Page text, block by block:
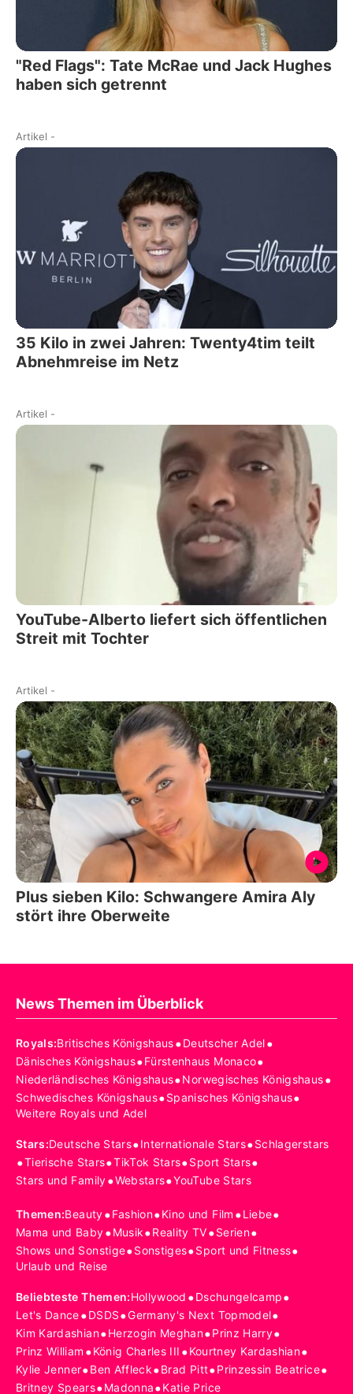
"Red Flags": Tate McRae und Jack Hughes
haben sich getrennt
Artikel -
35 Kilo in zwei Jahren: Twenty4tim teilt
Abnehmreise im Netz
Artikel -
YouTube-Alberto liefert sich öffentlichen
Streit mit Tochter
Artikel -
Plus sieben Kilo: Schwangere Amira Aly
stört ihre Oberweite
News Themen im Überblick
Royals:Britisches Königshaus•Deutscher Adel•
Dänisches Königshaus•Fürstenhaus Monaco•
Niederländisches Königshaus•Norwegisches Königshaus•
Schwedisches Königshaus•Spanisches Königshaus•
Weitere Royals und Adel
Stars:Deutsche Stars•Internationale Stars•Schlagerstars
•Tierische Stars•TikTok Stars•Sport Stars•
Stars und Family•Webstars•YouTube Stars
Themen:Beauty•Fashion•Kino und Film •Liebe•
Mama und Baby•Musik•Reality TV•Serien•
Shows und Sonstige•Sonstiges•Sport und Fitness•
Urlaub und Reise
Beliebteste Themen:Hollywood •Dschungelcamp•
Let's Dance•DSDS•Germany's Next Topmodel•
Kim Kardashian•Herzogin Meghan•Prinz Harry•
Prinz William •König Charles III •Kourtney Kardashian•
Kylie Jenner•Ben Affleck•Brad Pitt•Prinzessin Beatrice•
Britney Spears•Madonna•Katie Price